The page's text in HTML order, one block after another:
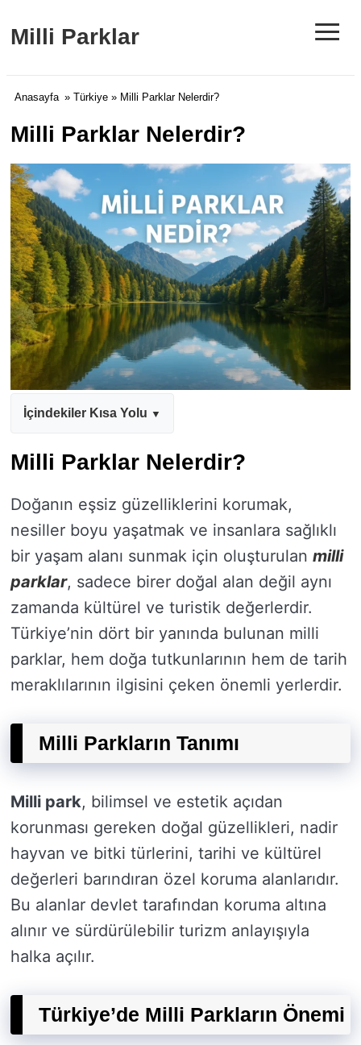
Milli Parklar ≡
Anasayfa » Türkiye » Milli Parklar Nelerdir?
Milli Parklar Nelerdir?
İçindekiler Kısa Yolu
Milli Parklar Nelerdir?
Doğanın eşsiz güzelliklerini korumak,
nesiller boyu yaşatmak ve insanlara sağlıklı
bir yaşam alanı sunmak için oluşturulan milli
parklar, sadece birer doğal alan değil aynı
zamanda kültürel ve turistik değerlerdir.
Türkiye’nin dört bir yanında bulunan milli
parklar, hem doğa tutkunlarının hem de tarih
meraklılarının ilgisini çeken önemli yerlerdir.
Milli Parkların Tanımı
Milli park, bilimsel ve estetik açıdan
korunması gereken doğal güzellikleri, nadir
hayvan ve bitki türlerini, tarihi ve kültürel
değerleri barındıran özel koruma alanlarıdır.
Bu alanlar devlet tarafından koruma altına
alınır ve sürdürülebilir turizm anlayışıyla
halka açılır.
Türkiye’de Milli Parkların Önemi